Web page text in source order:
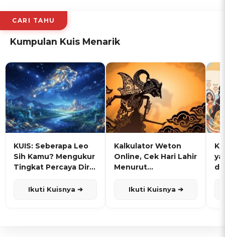
CARI TAHU
Kumpulan Kuis Menarik
KUIS: Seberapa Leo
Sih Kamu? Mengukur
Tingkat Percaya Diri
Ikuti Kuisnya ➔
Kalkulator Weton
Online, Cek Hari Lahir
Menurut
Ikuti Kuisnya ➔